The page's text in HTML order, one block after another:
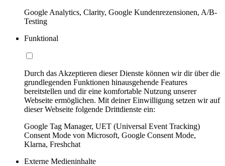
Google Analytics, Clarity, Google Kundenrezensionen, A/B-
Testing
Funktional
Durch das Akzeptieren dieser Dienste können wir dir über die
grundlegenden Funktionen hinausgehende Features
bereitstellen und dir eine komfortable Nutzung unserer
Webseite ermöglichen. Mit deiner Einwilligung setzen wir auf
dieser Webseite folgende Drittdienste ein:
Google Tag Manager, UET (Universal Event Tracking)
Consent Mode von Microsoft, Google Consent Mode,
Klarna, Freshchat
Externe Medieninhalte